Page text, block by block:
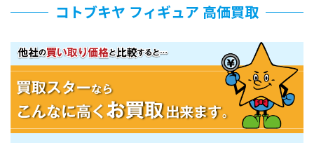
コトブキヤ フィギュア 高価買取